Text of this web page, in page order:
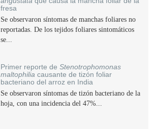
fresa
Se observaron síntomas de manchas foliares no
reportadas. De los tejidos foliares sintomáticos
se...
Primer reporte de Stenotrophomonas
maltophilia causante de tizón foliar
bacteriano del arroz en India
Se observaron síntomas de tizón bacteriano de la
hoja, con una incidencia del 47%...